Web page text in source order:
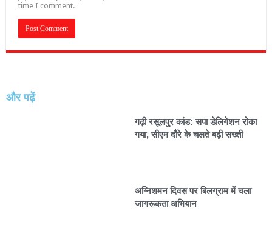
time I comment.
और पढ़ें
गढ़ी रसूलपुर कांड: सपा डेलिगेशन रोका
गया, सीएम दौरे के चलते बढ़ी सख्ती
अग्निशमन दिवस पर बिलग्राम में चला
जागरूकता अभियान